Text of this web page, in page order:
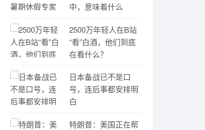
中，意味着什么
2500万年轻人在B站
“看”白酒，他们到底
在看什么？
日本备战已不是口
号，连后事都安排明
白
特朗普：美国正在帮